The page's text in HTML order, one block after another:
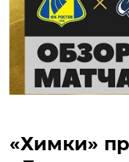
«Химки»